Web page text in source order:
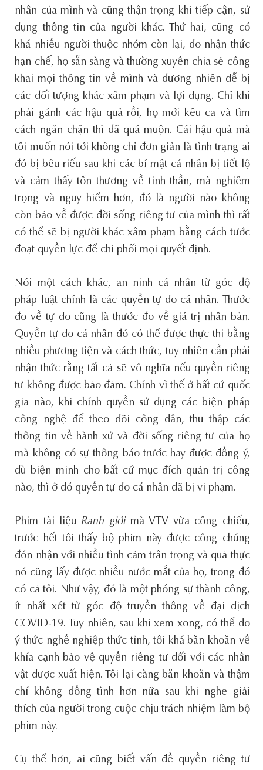
nhân của mình và cũng thận trọng khi tiếp cận, sử
dụng thông tin của người khác. Thứ hai, cũng có
khá nhiều người thuộc nhóm còn lại, do nhận thức
hạn chế, họ sẵn sàng và thường xuyên chia sẻ công
khai mọi thông tin về mình và đương nhiên dễ bị
các đối tượng khác xâm phạm và lợi dụng. Chỉ khi
phải gánh các hậu quả rồi, họ mới kêu ca và tìm
cách ngăn chặn thì đã quá muộn. Cái hậu quả mà
tôi muốn nói tới không chỉ đơn giản là tình trạng ai
đó bị bêu riếu sau khi các bí mật cá nhân bị tiết lộ
và cảm thấy tổn thương về tinh thần, mà nghiêm
trọng và nguy hiểm hơn, đó là người nào không
còn bảo về được đời sống riêng tư của mình thì rất
có thể sẽ bị người khác xâm phạm bằng cách tước
đoạt quyền lực để chi phối mọi quyết định.
Nói một cách khác, an ninh cá nhân từ góc độ
pháp luật chính là các quyền tự do cá nhân. Thước
đo về tự do cũng là thước đo về giá trị nhân bản.
Quyền tự do cá nhân đó có thể được thực thi bằng
nhiều phương tiện và cách thức, tuy nhiên cần phải
nhận thức rằng tất cả sẽ vô nghĩa nếu quyền riêng
tư không được bảo đảm. Chính vì thế ở bất cứ quốc
gia nào, khi chính quyền sử dụng các biện pháp
công nghệ để theo dõi công dân, thu thập các
thông tin về hành xử và đời sống riêng tư của họ
mà không có sự thông báo trước hay được đồng ý,
dù biện minh cho bất cứ mục đích quản trị công
nào, thì ở đó quyền tự do cá nhân đã bị vi phạm.
Phim tài liệu Ranh giớimà VTV vừa công chiếu,
trước hết tôi thấy bộ phim này được công chúng
đón nhận với nhiều tình cảm trân trọng và quả thực
nó cũng lấy được nhiều nước mắt của họ, trong đó
có cả tôi. Như vậy, đó là một phóng sự thành công,
ít nhất xét từ góc độ truyền thông về đại dịch
COVID-19. Tuy nhiên, sau khi xem xong, có thể do
ý thức nghề nghiệp thức tỉnh, tôi khá băn khoăn về
khía cạnh bảo vệ quyền riêng tư đối với các nhân
vật được xuất hiện. Tôi lại càng băn khoăn và thậm
chí không đồng tình hơn nữa sau khi nghe giải
thích của người trong cuộc chịu trách nhiệm làm bộ
phim này.
Cụ thể hơn, ai cũng biết vấn đề quyền riêng tư